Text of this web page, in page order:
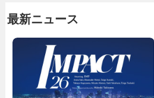
最新ニュース